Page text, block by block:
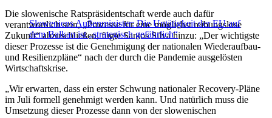
Sloweniens Außenminister: Die Untätigkeit der EU auf
dem Balkan ist „strategisch gefährlich“
Die slowenische Ratspräsidentschaft werde auch dafür
verantwortlich sein, „Prozesse für eine möglichst reibungslose
Zukunft“ abzuschließen, fügte Santos Silva hinzu: „Der wichtigste
dieser Prozesse ist die Genehmigung der nationalen Wiederaufbau-
und Resilienzpläne“ nach der durch die Pandemie ausgelösten
Wirtschaftskrise.
„Wir erwarten, dass ein erster Schwung nationaler Recovery-Pläne
im Juli formell genehmigt werden kann. Und natürlich muss die
Umsetzung dieser Prozesse dann von der slowenischen